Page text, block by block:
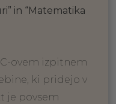
in “Matematika
ovem izpitnem
ki pridejo v
je povsem